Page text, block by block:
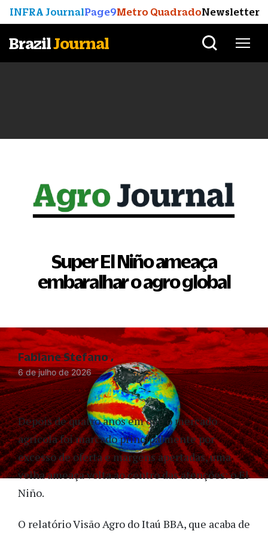
INFRA JournalPage9Metro QuadradoNewsletter
BrazilJournal
Super El Niño ameaça
embaralhar o agro global
6 de julho de 2026
Depois de quatro anos em que o mercado
agrícola foi marcado principalmente por
excesso de oferta e margens apertadas, uma
velha ameaça volta ao centro das atenções: o El
Niño.
O relatório Visão Agro do Itaú BBA, que acaba de
Fabiane Stefano